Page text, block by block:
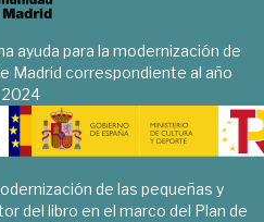
ayuda para la modernización de
Madrid correspondiente al año
2024
de las pequeñas y
del libro en el marco del Plan de